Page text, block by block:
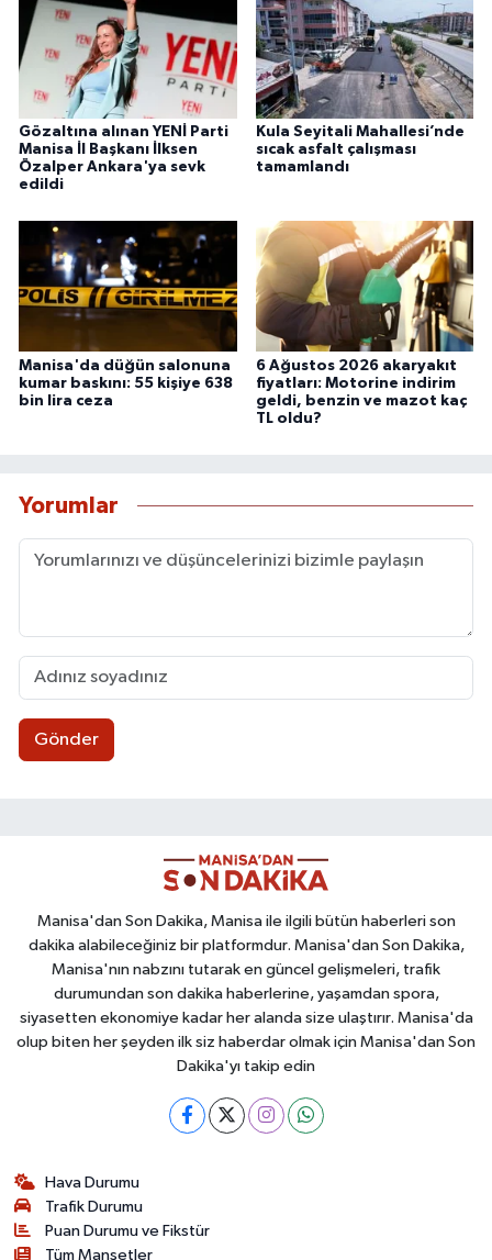
Gözaltına alınan YENİ Parti
Manisa İl Başkanı İlksen
Özalper Ankara'ya sevk
edildi
Kula Seyitali Mahallesi’nde
sıcak asfalt çalışması
tamamlandı
Manisa'da düğün salonuna
kumar baskını: 55 kişiye 638
bin lira ceza
6 Ağustos 2026 akaryakıt
fiyatları: Motorine indirim
geldi, benzin ve mazot kaç
TL oldu?
Yorumlar
Gönder
Manisa'dan Son Dakika, Manisa ile ilgili bütün haberleri son
dakika alabileceğiniz bir platformdur. Manisa'dan Son Dakika,
Manisa'nın nabzını tutarak en güncel gelişmeleri, trafik
durumundan son dakika haberlerine, yaşamdan spora,
siyasetten ekonomiye kadar her alanda size ulaştırır. Manisa'da
olup biten her şeyden ilk siz haberdar olmak için Manisa'dan Son
Dakika'yı takip edin
Hava Durumu
Trafik Durumu
Puan Durumu ve Fikstür
Tüm Manşetler